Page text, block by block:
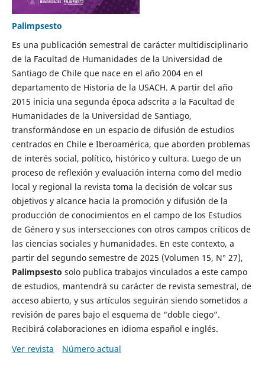
Palimpsesto
Es una publicación semestral de carácter multidisciplinario
de la Facultad de Humanidades de la Universidad de
Santiago de Chile que nace en el año 2004 en el
departamento de Historia de la USACH. A partir del año
2015 inicia una segunda época adscrita a la Facultad de
Humanidades de la Universidad de Santiago,
transformándose en un espacio de difusión de estudios
centrados en Chile e Iberoamérica, que aborden problemas
de interés social, político, histórico y cultura. Luego de un
proceso de reflexión y evaluación interna como del medio
local y regional la revista toma la decisión de volcar sus
objetivos y alcance hacia la promoción y difusión de la
producción de conocimientos en el campo de los Estudios
de Género y sus intersecciones con otros campos críticos de
las ciencias sociales y humanidades. En este contexto, a
partir del segundo semestre de 2025 (Volumen 15, N° 27),
Palimpsesto solo publica trabajos vinculados a este campo
de estudios, mantendrá su carácter de revista semestral, de
acceso abierto, y sus artículos seguirán siendo sometidos a
revisión de pares bajo el esquema de “doble ciego”.
Recibirá colaboraciones en idioma español e inglés.
Ver revista
Número actual